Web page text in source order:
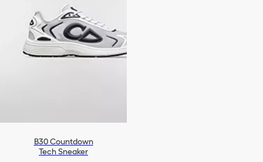
B30 Countdown
Tech Sneaker